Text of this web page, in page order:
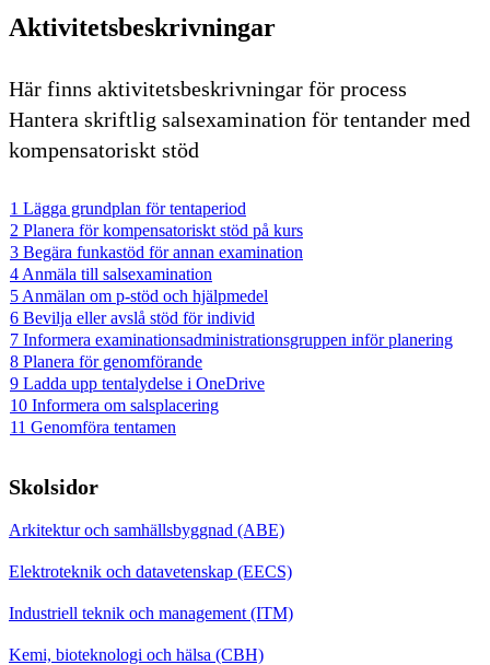
Aktivitetsbeskrivningar
Här finns aktivitetsbeskrivningar för process
Hantera skriftlig salsexamination för tentander med
kompensatoriskt stöd
1 Lägga grundplan för tentaperiod
2 Planera för kompensatoriskt stöd på kurs
3 Begära funkastöd för annan examination
4 Anmäla till salsexamination
5 Anmälan om p-stöd och hjälpmedel
6 Bevilja eller avslå stöd för individ
7 Informera examinationsadministrationsgruppen inför planering
8 Planera för genomförande
9 Ladda upp tentalydelse i OneDrive
10 Informera om salsplacering
11 Genomföra tentamen
Skolsidor
Arkitektur och samhällsbyggnad (ABE)
Elektroteknik och datavetenskap (EECS)
Industriell teknik och management (ITM)
Kemi, bioteknologi och hälsa (CBH)